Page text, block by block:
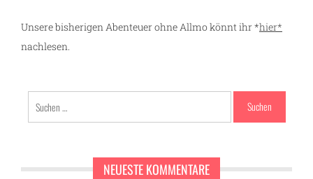
Unsere bisherigen Abenteuer ohne Allmo könnt ihr *hier*
nachlesen.
nach:
NEUESTE KOMMENTARE